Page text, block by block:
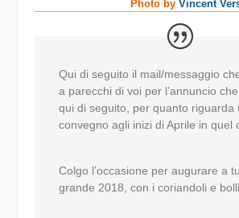
Photo byVincent
Qui di seguito il mail/messaggio
a parecchi di voi per l’annuncio
qui di seguito, per quanto riguarda
convegno agli inizi di Aprile in quel
Colgo l’occasione per augurare a
grande 2018, con i coriandoli e